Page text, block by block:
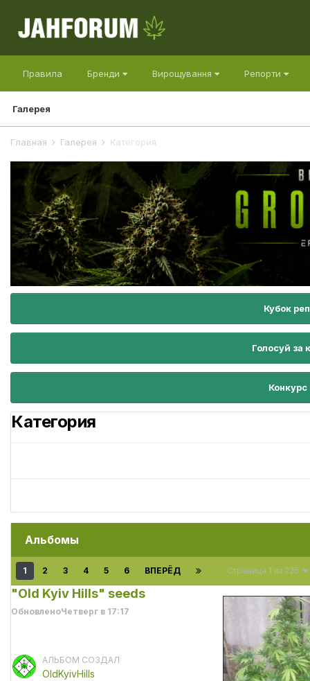
Правила Бренди Вирощування Репорти
Галерея
Главная Галерея Категория
Кубок
Голосуй
Категория
Альбомы
1 2 3 4 5 6 ВПЕРЁД Страница 1 из 225
"Old Kyiv Hills" seeds
ОбновленоЧетверг в 17:17
АЛЬБОМ СОЗДАЛ
OldKyivHills